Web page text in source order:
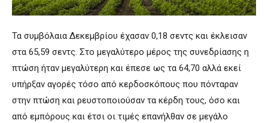
Τα συμβόλαια Δεκεμβρίου έχασαν 0,18 σεντς και έκλεισαν
στα 65,59 σεντς. Στο μεγαλύτερο μέρος της συνεδρίασης η
πτώση ήταν μεγαλύτερη και έπεσε ως τα 64,70 αλλά εκεί
υπήρξαν αγορές τόσο από κερδοσκόπους που πόνταραν
στην πτώση και ρευστοποιούσαν τα κέρδη τους, όσο και
από εμπόρους και έτσι οι τιμές επανήλθαν σε μεγάλο